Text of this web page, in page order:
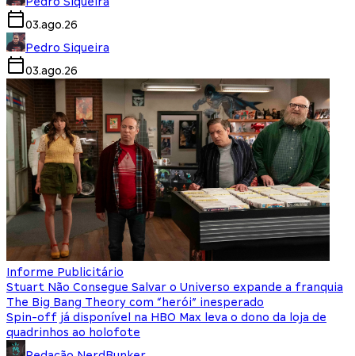
03.ago.26
Pedro Siqueira
03.ago.26
Informe Publicitário
Stuart Não Consegue Salvar o Universo expande a franquia
The Big Bang Theory com “herói” inesperado
Spin-off já disponível na HBO Max leva o dono da loja de
quadrinhos ao holofote